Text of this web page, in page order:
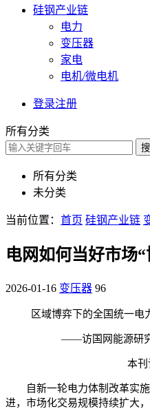
硅钢产业链
电力
变压器
家电
电机/微电机
登录注册
所有分类
所有分类
未分类
当前位置： 首页 硅钢产业链
电网如何当好市场“
2026-01-16 变压器 96
区域博弈下的全国统一电
——访国网能源研
本刊
自新一轮电力体制改革实
进，市场化交易规模持续扩大